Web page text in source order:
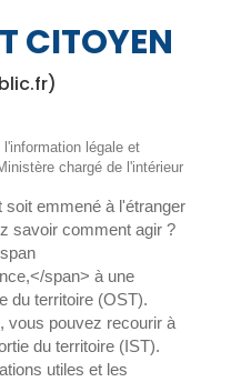
CITOYEN
légale et
chargé de l'intérieur
soit emmené à l'étranger
savoir comment agir ?
span> à une
du territoire (OST).
vous pouvez recourir à
du territoire (IST).
utiles et les